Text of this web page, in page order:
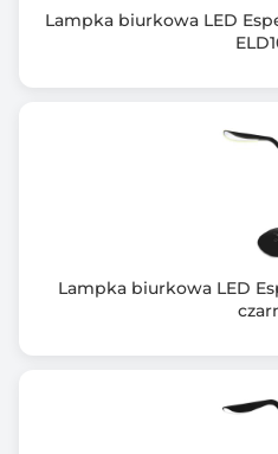
Lampka biurkowa LED
Lampka biurkowa LED